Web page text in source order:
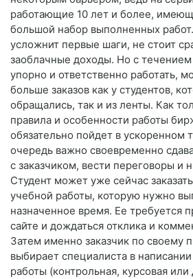
работающие 10 лет и более,
большой набор выполненных
усложнит первые шаги, не стоит
заоблачные доходы. Но с
упорно и ответственно работать,
больше заказов как у студентов,
обращались, так и из ленты. Как
правила и особенности работы
обязательно пойдет в ускоренном
очередь важно своевременно
с заказчиком, вести переговоры и
Студент может уже сейчас
учебной работы, которую нужно
назначенное время. Ее требуется
сайте и дождаться отклика и
Затем именно заказчик по своему
выбирает специалиста в
работы (контрольная, курсовая